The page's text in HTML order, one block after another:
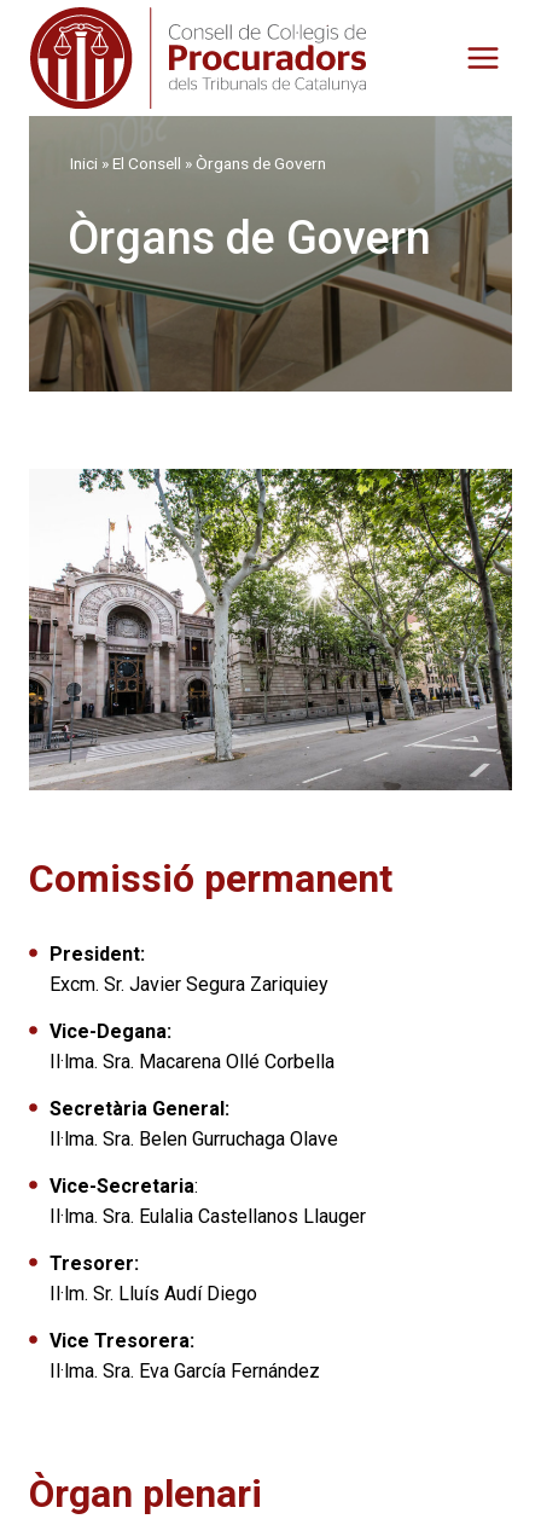
contingut
Inici »El Consell »Òrgans de Govern
Òrgans de Govern
Comissió permanent
President:
Excm. Sr. Javier Segura Zariquiey
Vice-Degana:
Il·lma. Sra. Macarena Ollé Corbella
Secretària General:
Il·lma. Sra. Belen Gurruchaga Olave
Vice-Secretaria:
Il·lma. Sra. Eulalia Castellanos Llauger
Tresorer:
Il·lm. Sr. Lluís Audí Diego
Vice Tresorera:
Il·lma. Sra. Eva García Fernández
Òrgan plenari